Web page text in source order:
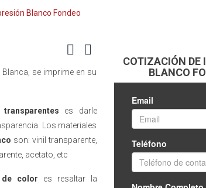
Blanco Fondeo
se imprime en su
es darle
Los materiales
son: vinil transparente,
acetato, etc
de color es resaltar la
COTIZACIÓN DE
BLANCO